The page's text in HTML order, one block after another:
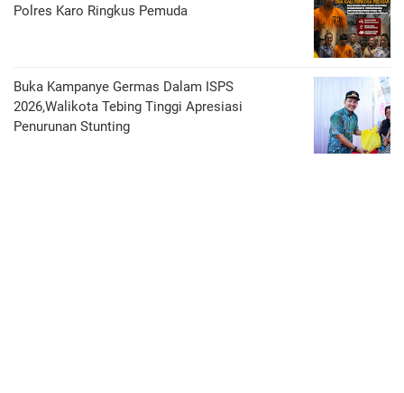
Polres Karo Ringkus Pemuda
Buka Kampanye Germas Dalam ISPS
2026,Walikota Tebing Tinggi Apresiasi
Penurunan Stunting